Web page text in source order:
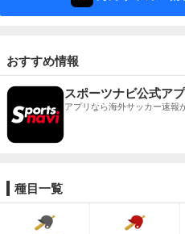
おすすめ情報
スポーツナビ公式ア
アプリなら海外サッカー速報
種目一覧